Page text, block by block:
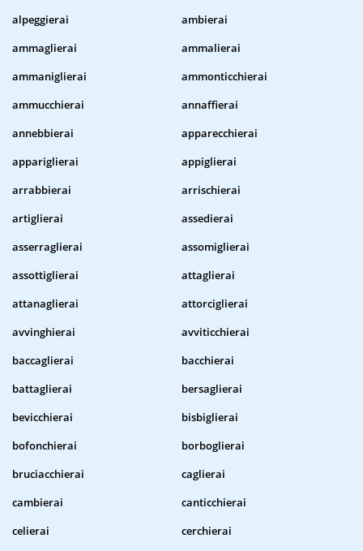
alpeggierai
ambierai
ammaglierai
ammalierai
ammaniglierai
ammonticchierai
ammucchierai
annaffierai
annebbierai
apparecchierai
appariglierai
appiglierai
arrabbierai
arrischierai
artiglierai
assedierai
asserraglierai
assomiglierai
assottiglierai
attaglierai
attanaglierai
attorciglierai
avvinghierai
avviticchierai
baccaglierai
bacchierai
battaglierai
bersaglierai
bevicchierai
bisbiglierai
bofonchierai
borboglierai
bruciacchierai
caglierai
cambierai
canticchierai
celierai
cerchierai